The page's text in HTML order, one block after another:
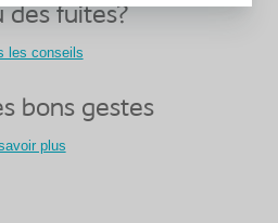
des fuites?
les conseils
bons gestes
plus